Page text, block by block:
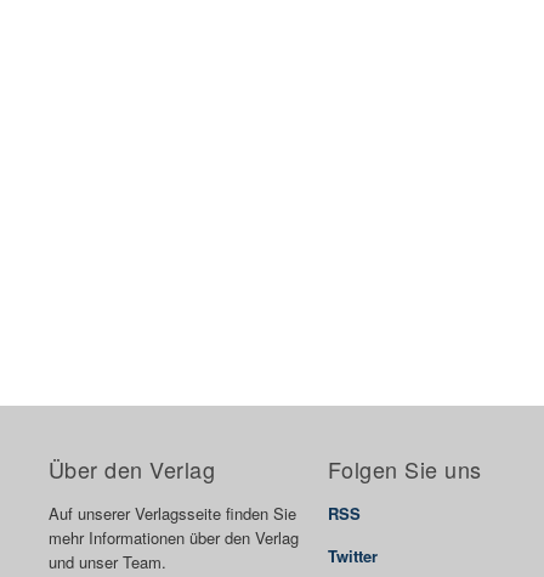
Über den Verlag
Auf unserer Verlagsseite finden Sie
mehr Informationen über den Verlag
und unser Team.
Folgen Sie uns
RSS
Twitter